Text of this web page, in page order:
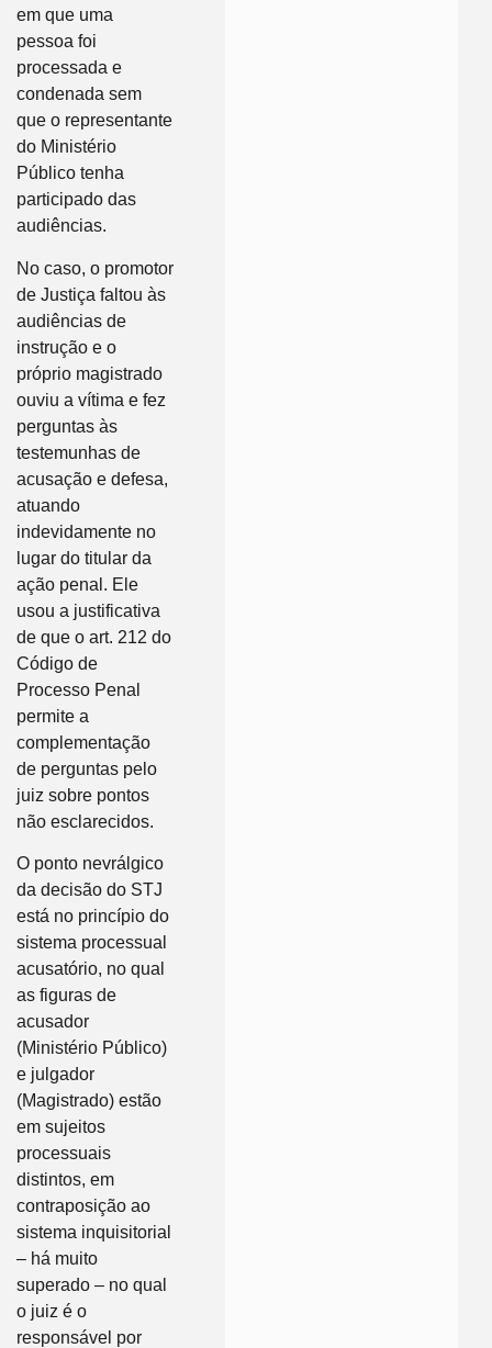
em que uma
pessoa foi
processada e
condenada sem
que o representante
do Ministério
Público tenha
participado das
audiências.
No caso, o promotor
de Justiça faltou às
audiências de
instrução e o
próprio magistrado
ouviu a vítima e fez
perguntas às
testemunhas de
acusação e defesa,
atuando
indevidamente no
lugar do titular da
ação penal. Ele
usou a justificativa
de que o art. 212 do
Código de
Processo Penal
permite a
complementação
de perguntas pelo
juiz sobre pontos
não esclarecidos.
O ponto nevrálgico
da decisão do STJ
está no princípio do
sistema processual
acusatório, no qual
as figuras de
acusador
(Ministério Público)
e julgador
(Magistrado) estão
em sujeitos
processuais
distintos, em
contraposição ao
sistema inquisitorial
– há muito
superado – no qual
o juiz é o
responsável por